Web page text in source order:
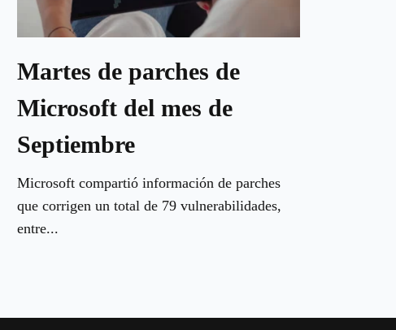
Martes de parches de
Microsoft del mes de
Septiembre
Microsoft compartió información de parches
que corrigen un total de 79 vulnerabilidades,
entre...